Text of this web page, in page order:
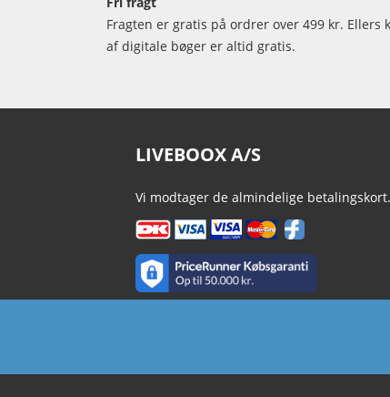
Fragten er gratis på ordrer over 499 kr. Ellers
af digitale bøger er altid gratis.
LIVEBOOX A/S
Vi modtager de almindelige betalingskort.